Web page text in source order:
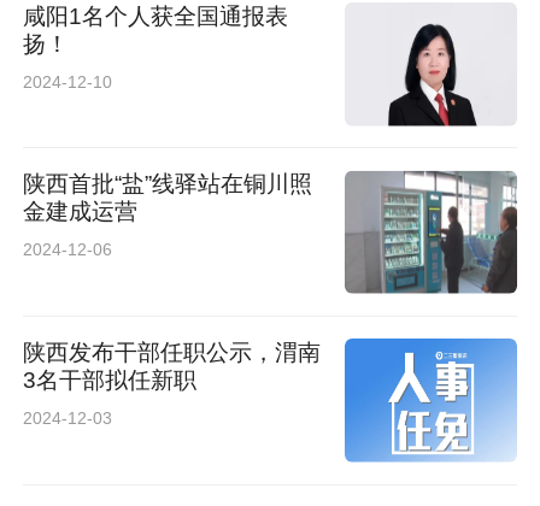
咸阳1名个人获全国通报表
扬！
2024-12-10
陕西首批“盐”线驿站在铜川照
金建成运营
2024-12-06
陕西发布干部任职公示，渭南
3名干部拟任新职
2024-12-03